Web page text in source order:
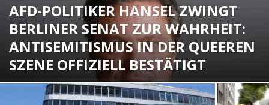
AFD-POLITIKER HANSEL ZWINGT
BERLINER SENAT ZUR WAHRHEIT:
ANTISEMITISMUS IN DER QUEEREN
SZENE OFFIZIELL BESTÄTIGT